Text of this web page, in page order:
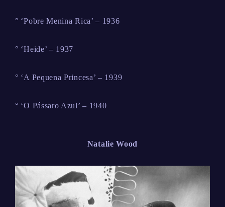
° ‘Pobre Menina Rica’ – 1936
° ‘Heide’ – 1937
° ‘A Pequena Princesa’ – 1939
° ‘O Pássaro Azul’ – 1940
Natalie Wood